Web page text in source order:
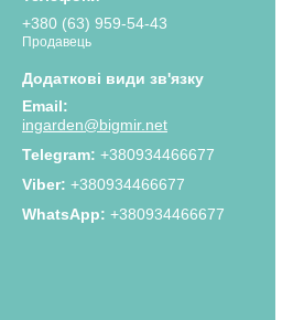
+380 (63) 959-54-43
Продавець
ingarden@bigmir.net
+380934466677
+380934466677
+380934466677